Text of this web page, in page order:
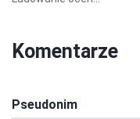
Komentarze
Pseudonim